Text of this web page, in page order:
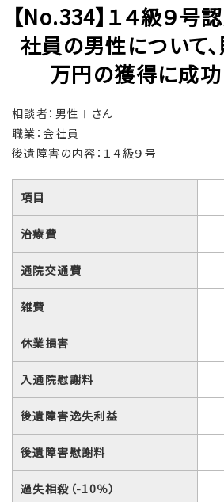
【No.334】１４級９号
社員の男性について、
万円の獲得に成
相談者：男性Ⅰさん
職業：会社員
後遺障害の内容：１４級９号
項目
治療費
通院交通費
雑費
休業損害
入通院慰謝料
後遺障害逸失利益
後遺障害慰謝料
過失相殺（-10％）